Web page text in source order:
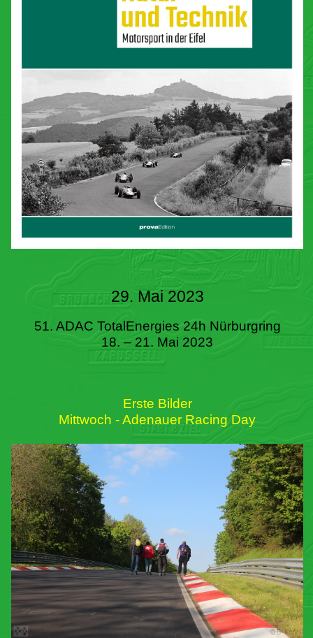
29. Mai 2023
51. ADAC TotalEnergies 24h Nürburgring
18. – 21. Mai 2023
Erste Bilder
Mittwoch - Adenauer Racing Day